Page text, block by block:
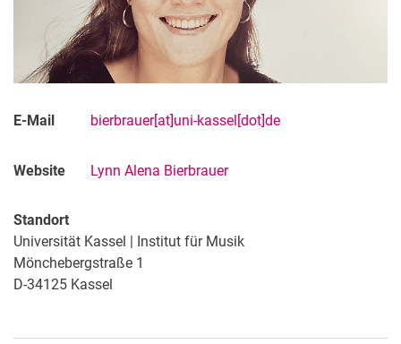
Künstlerische Lehrbeauftragte
Wissenschaftliche Lehrbeauftragte
Technisch-Administrative Mitarbeiter:innen
E-Mail bierbrauer[at]uni-kassel[dot]de
Website Lynn Alena Bierbrauer
Standort
Universität Kassel | Institut für Musik
Mönchebergstraße 1
D-34125 Kassel